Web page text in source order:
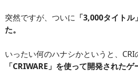
突然ですが、ついに 「3,000タイト
た。
いったい何のハナシかというと、
「CRIWARE」を使って開発された